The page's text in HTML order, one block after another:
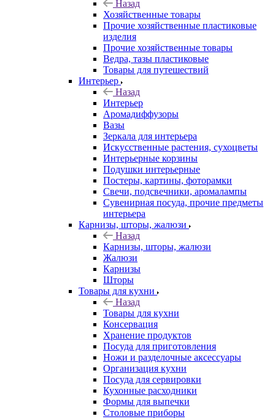
Назад
Хозяйственные товары
Прочие хозяйственные пластиковые
изделия
Прочие хозяйственные товары
Ведра, тазы пластиковые
Товары для путешествий
Интерьер
Назад
Интерьер
Аромадиффузоры
Вазы
Зеркала для интерьера
Искусственные растения, сухоцветы
Интерьерные корзины
Подушки интерьерные
Постеры, картины, фоторамки
Свечи, подсвечники, аромалампы
Сувенирная посуда, прочие предметы
интерьера
Карнизы, шторы, жалюзи
Назад
Карнизы, шторы, жалюзи
Жалюзи
Карнизы
Шторы
Товары для кухни
Назад
Товары для кухни
Консервация
Хранение продуктов
Посуда для приготовления
Ножи и разделочные аксессуары
Организация кухни
Посуда для сервировки
Кухонные расходники
Формы для выпечки
Столовые приборы